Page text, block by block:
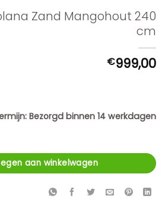
Zand Mangohout 240
cm
€999,00
Bezorgd binnen 14 werkdagen
Mangohout 240 cm aantal
aan winkelwagen